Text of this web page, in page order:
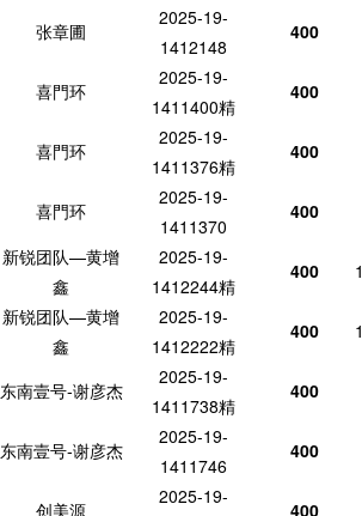
张章圃
2025-19-
1412148
400
喜門环
2025-19-
1411400精
400
喜門环
2025-19-
1411376精
400
喜門环
2025-19-
1411370
400
新锐团队—黄增
鑫
2025-19-
1412244精
400
新锐团队—黄增
鑫
2025-19-
1412222精
400
东南壹号-谢彦杰
2025-19-
1411738精
400
东南壹号-谢彦杰
2025-19-
1411746
400
创美源
2025-19-
400